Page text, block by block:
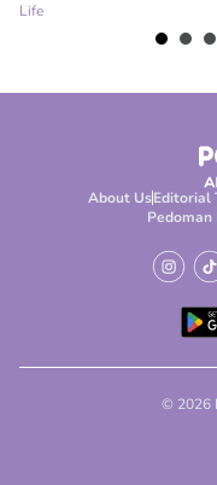
Life
About UsEditorial
Pedoman
© 2026